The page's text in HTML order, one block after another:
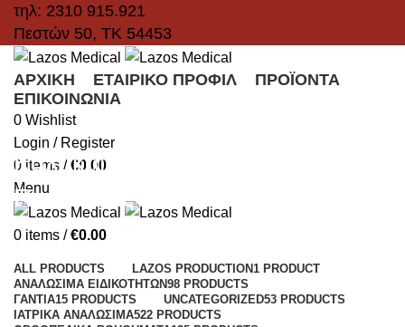
τηλ: 2310 915.921
Πεστών 50, ΤΚ 54453
ΑΡΧΙΚΉ ΕΤΑΙΡΙΚΌ ΠΡΟΦΊΛ
ΠΡΟΪΌΝΤΑ
ΕΠΙΚΟΙΝΩΝΊΑ
0 Wishlist
Login / Register
0 items / €0.00
Menu
0 items / €0.00
Καλοκαιρινές Ανατομικές
Παντόφλες
ALL PRODUCTS LAZOS PRODUCTION1 PRODUCT
ΑΝΑΛΏΣΙΜΑ ΕΙΔΙΚΟΤΉΤΩΝ98 PRODUCTS
ΓΆΝΤΙΑ15 PRODUCTS UNCATEGORIZED53 PRODUCTS
ΙΑΤΡΙΚΆ ΑΝΑΛΏΣΙΜΑ522 PRODUCTS